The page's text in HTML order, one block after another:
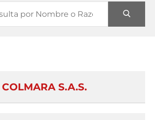
COLMARA S.A.S.